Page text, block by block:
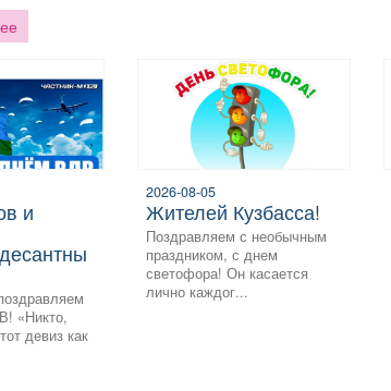
«Никто,
девиз как
2026-08-05
жителей Кузбасса!
Поздравляем с необычным
праздником, с днем
светофора! Он касается
лично каждог...